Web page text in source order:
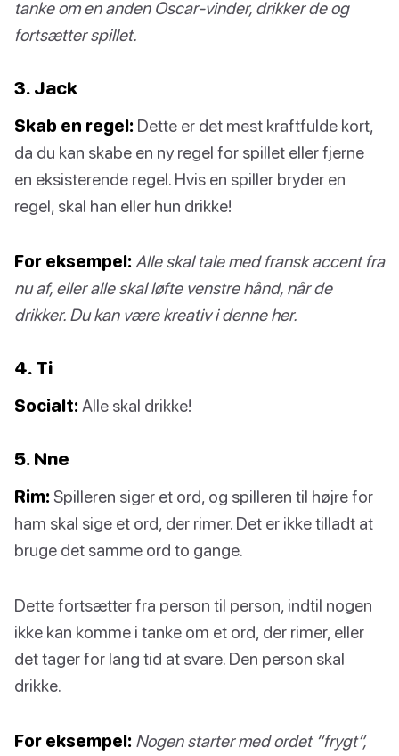
tanke om en anden Oscar-vinder, drikker de og
fortsætter spillet.
3. Jack
Skab en regel: Dette er det mest kraftfulde kort,
da du kan skabe en ny regel for spillet eller fjerne
en eksisterende regel. Hvis en spiller bryder en
regel, skal han eller hun drikke!
For eksempel: Alle skal tale med fransk accent fra
nu af, eller alle skal løfte venstre hånd, når de
drikker. Du kan være kreativ i denne her.
4. Ti
Socialt: Alle skal drikke!
5. Nne
Rim: Spilleren siger et ord, og spilleren til højre for
ham skal sige et ord, der rimer. Det er ikke tilladt at
bruge det samme ord to gange.
Dette fortsætter fra person til person, indtil nogen
ikke kan komme i tanke om et ord, der rimer, eller
det tager for lang tid at svare. Den person skal
drikke.
For eksempel: Nogen starter med ordet “frygt”,